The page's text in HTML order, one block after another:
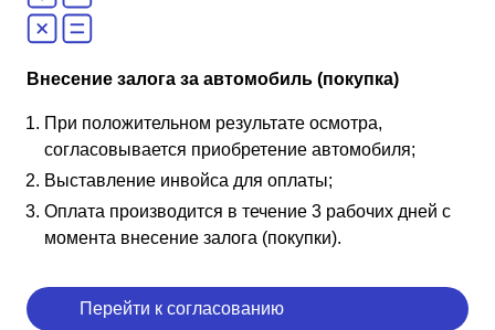
Внесение залога за автомобиль (покупка)
При положительном результате осмотра,
согласовывается приобретение автомобиля;
Выставление инвойса для оплаты;
Оплата производится в течение 3 рабочих дней с
момента внесение залога (покупки).
Перейти к согласованию